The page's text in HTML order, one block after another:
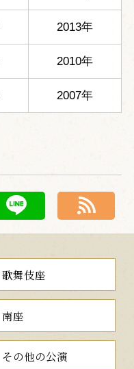
2013年
2010年
2007年
歌舞伎座
南座
その他の公演